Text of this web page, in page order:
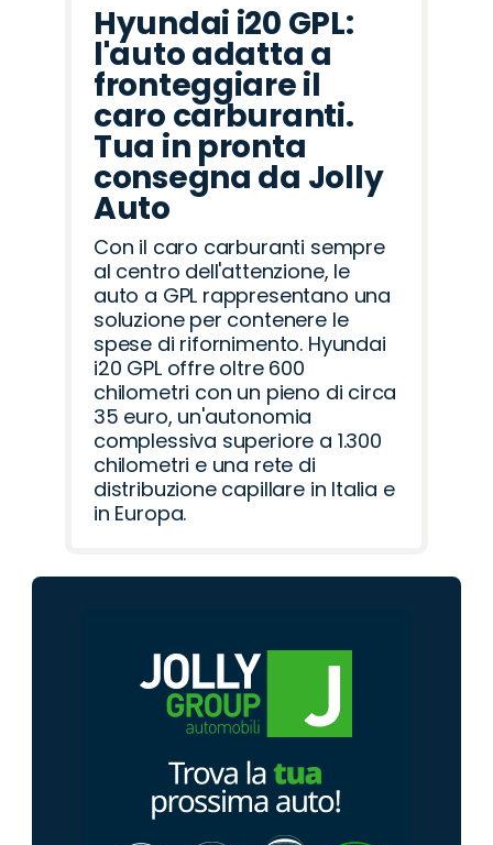
Hyundai i20 GPL:
l'auto adatta a
fronteggiare il
caro carburanti.
Tua in pronta
consegna da Jolly
Auto
Con il caro carburanti sempre
al centro dell'attenzione, le
auto a GPL rappresentano una
soluzione per contenere le
spese di rifornimento. Hyundai
i20 GPL offre oltre 600
chilometri con un pieno di circa
35 euro, un'autonomia
complessiva superiore a 1.300
chilometri e una rete di
distribuzione capillare in Italia e
in Europa.